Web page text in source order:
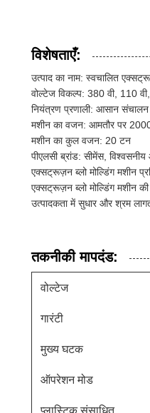
विशेषताएँ:
उत्पाद का नाम: स्वचालित
वोल्टेज विकल्प: 380 वी, 110
नियंत्रण प्रणाली: आसान
मशीन का वजन: आमतौर पर
मशीन का कुल वजन: 20 टन
पीएलसी ब्रांड: सीमेंस,
एक्सट्रूज़न ब्लो मोल्डिंग मशीन
एक्सट्रूज़न ब्लो मोल्डिंग मशीन
उत्पादकता में सुधार और श्रम
तकनीकी मापदंड:
वोल्टेज
गारंटी
मुख्य घटक
ऑपरेशन मोड